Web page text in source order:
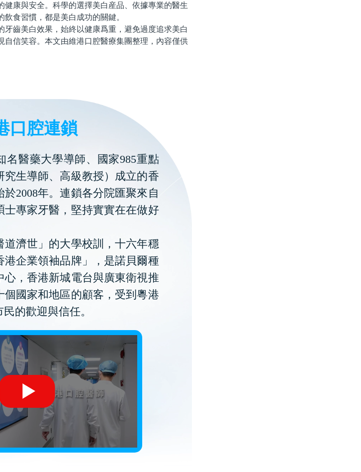
康與安全。科學的選擇美白産品、依據專業的醫生
食習慣，都是美白成功的關鍵。
齒美白效果，始終以健康爲重，避免過度追求美白
自信笑容。本文由維港口腔醫療集團整理，內容僅供
口腔連鎖
名醫藥大學導師、國家985重點
究生導師、高級教授）成立的香
2008年。連鎖各分院匯聚來自
士專家牙醫，堅持實實在在做好
道濟世」的大學校訓，十六年穩
港企業領袖品牌」，是諾貝爾種
，香港新城電台與廣東衛視推
國家和地區的顧客，受到粵港
的歡迎與信任。